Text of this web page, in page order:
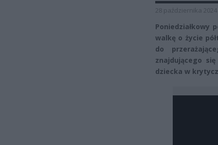
28 października 2024
Poniedziałkowy
walkę o życie
do
znajdującego
dziecka w